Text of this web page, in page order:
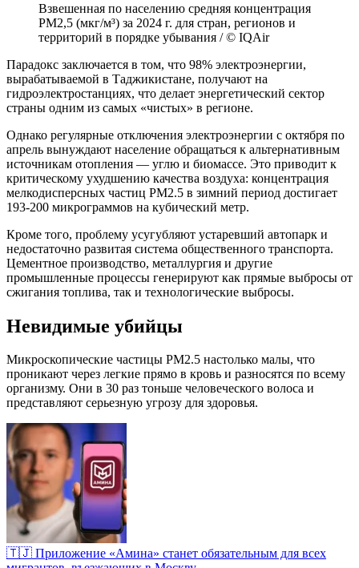
Взвешенная по населению средняя концентрация
PM2,5 (мкг/м³) за 2024 г. для стран, регионов и
территорий в порядке убывания / © IQAir
Парадокс заключается в том, что 98% электроэнергии,
вырабатываемой в Таджикистане, получают на
гидроэлектростанциях, что делает энергетический сектор
страны одним из самых «чистых» в регионе.
Однако регулярные отключения электроэнергии с октября по
апрель вынуждают население обращаться к альтернативным
источникам отопления — углю и биомассе. Это приводит к
критическому ухудшению качества воздуха: концентрация
мелкодисперсных частиц PM2.5 в зимний период достигает
193-200 микрограммов на кубический метр.
Кроме того, проблему усугубляют устаревший автопарк и
недостаточно развитая система общественного транспорта.
Цементное производство, металлургия и другие
промышленные процессы генерируют как прямые выбросы от
сжигания топлива, так и технологические выбросы.
Невидимые убийцы
Микроскопические частицы PM2.5 настолько малы, что
проникают через легкие прямо в кровь и разносятся по всему
организму. Они в 30 раз тоньше человеческого волоса и
представляют серьезную угрозу для здоровья.
🇹🇯 Приложение «Амина» станет обязательным для всех